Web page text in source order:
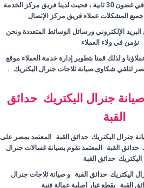
يمكننا الرد على المكالمات في غضون 30 ثانية ، فحيث لدينا فريق مركز الخدمة
المشكلات عملاء فريق مركز الإتصال
الإلكتروني ورسائل الوسائط المتعددة ونحن
نؤمن في ولاء العملاء
و لذلك قمنا بتطوير إدارة خدمة العملاء موقع
لتلقي شكاوى صيانة ثلاجات جنرال اليكتريك .
جنرال اليكتريك حدائق
القبة
جنرال اليكتريك حدائق القبة المعتمد بمصر على
حدائق القبة المعتمد نقوم بصيانة غسالات جنرال
اليكتريك حدائق القبة
اليكتريك حدائق القبة و صيانة ثلاجات جنرال
القبة بقطع غيار اصلية عمالة فنية